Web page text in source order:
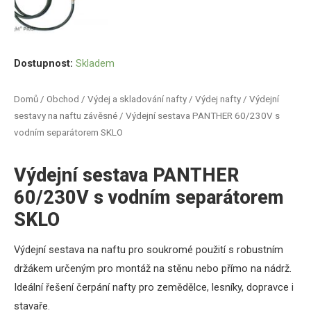
Domů / Obchod / Výdej a skladování nafty / Výdej nafty / Výdejní
sestavy na naftu závěsné / Výdejní sestava PANTHER 60/230V s
vodním separátorem SKLO
Výdejní sestava PANTHER
60/230V s vodním separátorem
SKLO
Výdejní sestava na naftu pro soukromé použití s robustním
držákem určeným pro montáž na stěnu nebo přímo na nádrž.
Ideální řešení čerpání nafty pro zemědělce, lesníky, dopravce i
stavaře.
Dostupnost: Skladem